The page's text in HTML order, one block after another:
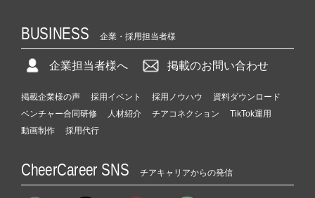
BUSINESS 企業・採用担当者様
企業担当者様へ 掲載のお問い合わせ
掲載企業様の声 採用イベント 採用ノウハウ
資料ダウンロード
ベンチャー合同研修
人材紹介 チアコネクション
TikTok運用
動画制作
採用代行
CheerCareer SNS チアキャリアからの発信